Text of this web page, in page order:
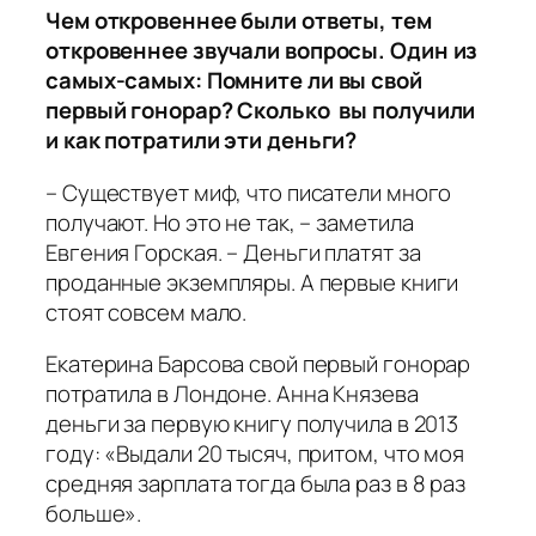
Чем откровеннее были ответы, тем
откровеннее звучали вопросы. Один из
самых-самых: Помните ли вы свой
первый гонорар? Сколько вы получили
и как потратили эти деньги?
– Существует миф, что писатели много
получают. Но это не так, – заметила
Евгения Горская. – Деньги платят за
проданные экземпляры. А первые книги
стоят совсем мало.
Екатерина Барсова свой первый гонорар
потратила в Лондоне. Анна Князева
деньги за первую книгу получила в 2013
году: «Выдали 20 тысяч, притом, что моя
средняя зарплата тогда была раз в 8 раз
больше».